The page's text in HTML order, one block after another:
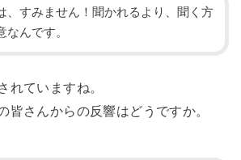
、すみません！聞かれるより、聞く方
なんです。
れていますね。
皆さんからの反響はどうですか。